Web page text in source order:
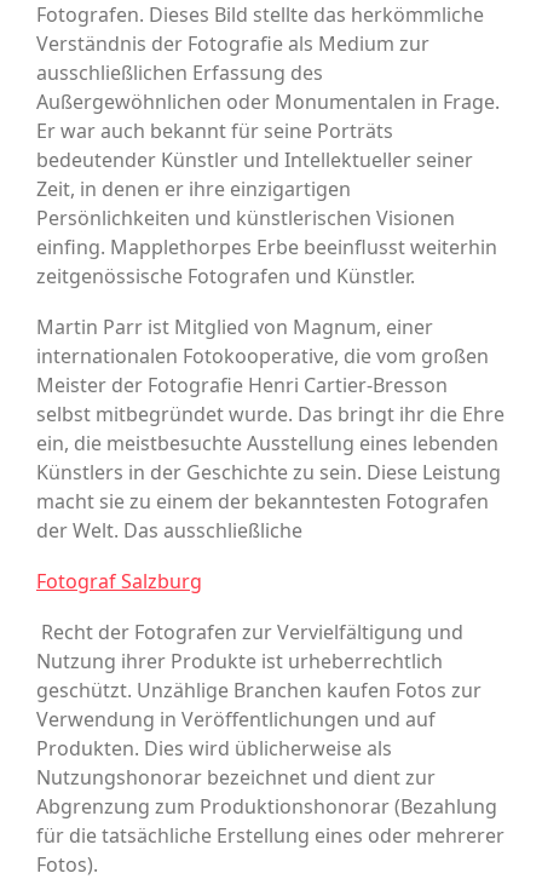
Fotografen. Dieses Bild stellte das herkömmliche
Verständnis der Fotografie als Medium zur
ausschließlichen Erfassung des
Außergewöhnlichen oder Monumentalen in Frage.
Er war auch bekannt für seine Porträts
bedeutender Künstler und Intellektueller seiner
Zeit, in denen er ihre einzigartigen
Persönlichkeiten und künstlerischen Visionen
einfing. Mapplethorpes Erbe beeinflusst weiterhin
zeitgenössische Fotografen und Künstler.
Martin Parr ist Mitglied von Magnum, einer
internationalen Fotokooperative, die vom großen
Meister der Fotografie Henri Cartier-Bresson
selbst mitbegründet wurde. Das bringt ihr die Ehre
ein, die meistbesuchte Ausstellung eines lebenden
Künstlers in der Geschichte zu sein. Diese Leistung
macht sie zu einem der bekanntesten Fotografen
der Welt. Das ausschließliche
Fotograf Salzburg
Recht der Fotografen zur Vervielfältigung und
Nutzung ihrer Produkte ist urheberrechtlich
geschützt. Unzählige Branchen kaufen Fotos zur
Verwendung in Veröffentlichungen und auf
Produkten. Dies wird üblicherweise als
Nutzungshonorar bezeichnet und dient zur
Abgrenzung zum Produktionshonorar (Bezahlung
für die tatsächliche Erstellung eines oder mehrerer
Fotos).